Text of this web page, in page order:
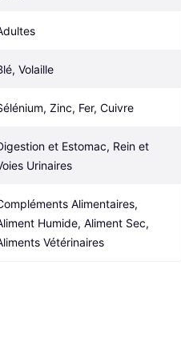
Volaille
Zinc, Fer, Cuivre
et Estomac, Rein et
Urinaires
Alimentaires,
Humide, Aliment Sec,
Vétérinaires